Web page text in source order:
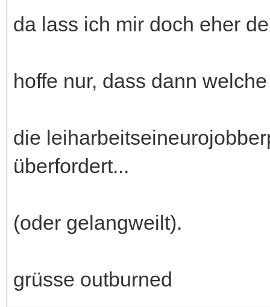
da lass ich mir doch eher
hoffe nur, dass dann
die
überfordert...
(oder gelangweilt).
grüsse outburned